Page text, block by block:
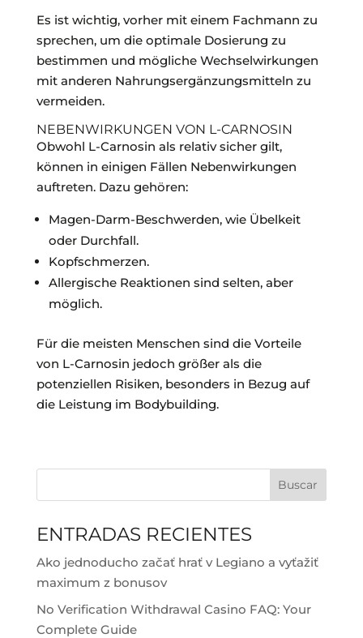
Es ist wichtig, vorher mit einem Fachmann zu
sprechen, um die optimale Dosierung zu
bestimmen und mögliche Wechselwirkungen
mit anderen Nahrungsergänzungsmitteln zu
vermeiden.
NEBENWIRKUNGEN VON L-CARNOSIN
Obwohl L-Carnosin als relativ sicher gilt,
können in einigen Fällen Nebenwirkungen
auftreten. Dazu gehören:
Magen-Darm-Beschwerden, wie Übelkeit
oder Durchfall.
Kopfschmerzen.
Allergische Reaktionen sind selten, aber
möglich.
Für die meisten Menschen sind die Vorteile
von L-Carnosin jedoch größer als die
potenziellen Risiken, besonders in Bezug auf
die Leistung im Bodybuilding.
Buscar
ENTRADAS RECIENTES
Ako jednoducho začať hrať v Legiano a vyťažiť
maximum z bonusov
No Verification Withdrawal Casino FAQ: Your
Complete Guide